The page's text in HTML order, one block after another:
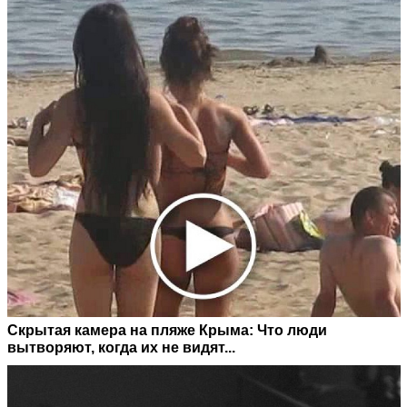
Скрытая камера на пляже Крыма: Что люди
вытворяют, когда их не видят...